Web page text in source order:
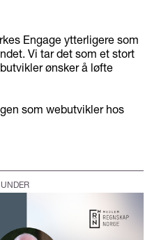
Engage ytterligere som
Vi tar det som et stort
ønsker å løfte
som webutvikler hos